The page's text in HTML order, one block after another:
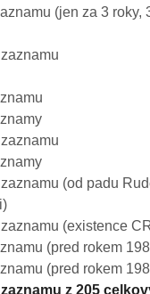
(jen za 3 roky,
(od padu
(existence
(pred rokem
(pred rokem
z 205